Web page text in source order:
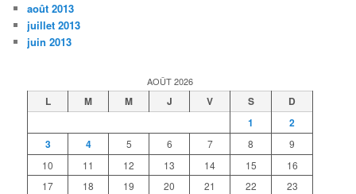
août 2013
juillet 2013
juin 2013
AOÛT 2026
L M M J V S
D
1
2
3
4 5 6 7 8
9
10
11 12 13 14 15
16
17
18 19 20 21 22 23